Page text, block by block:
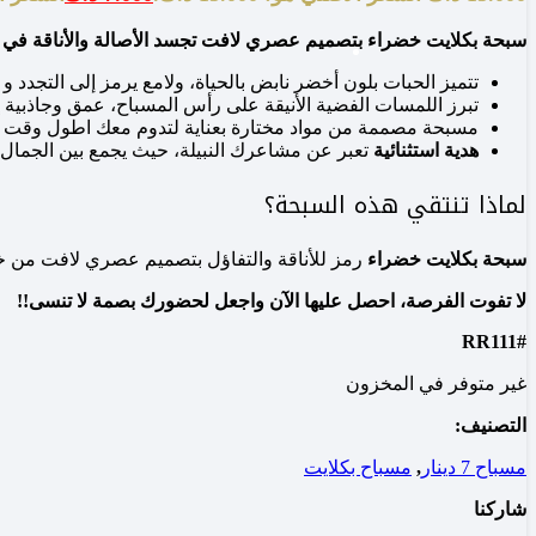
سبحة بكلايت خضراء بتصميم عصري لافت تجسد الأصالة والأناقة في
تتميز الحبات بلون أخضر نابض بالحياة، ولامع يرمز إلى التجدد و
تبرز اللمسات الفضية الأنيقة على رأس المسباح، عمق
مسبحة مصممة من مواد مختارة بعناية لتدوم معك اطول
هدية استثنائية تعبر عن مشاعرك النبيلة، حيث يجمع بين الجمال
لماذا تنتقي هذه السبحة؟
سبحة بكلايت خضراء رمز للأناقة والتفاؤل بتصميم عصري لافت من
لا تفوت الفرصة، احصل عليها الآن واجعل لحضورك بصمة لا تنسى!!
#RR111
غير متوفر في المخزون
التصنيف:
مسباح 7 دينار , مسباح بكلايت
شاركنا